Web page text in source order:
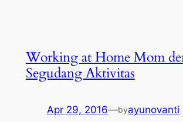
Working at Home Mom
Segudang Aktivitas
Apr 29, 2016—byayunovanti